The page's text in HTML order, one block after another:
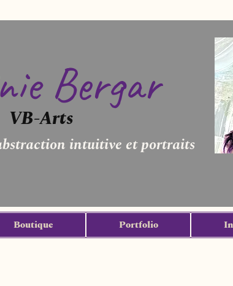
Bergar
VB-Arts
intuitive et portraits
Boutique Portfolio